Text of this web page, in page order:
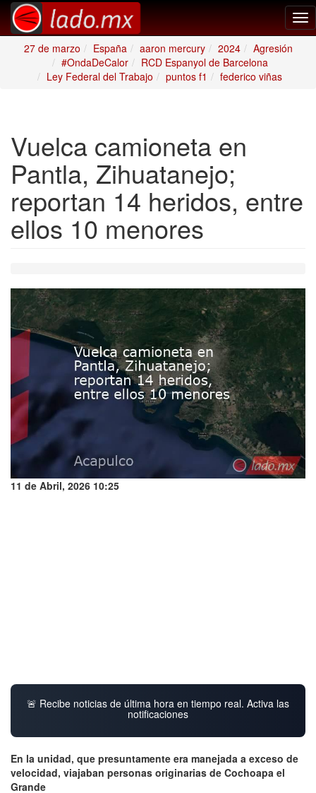
27 de marzo
España aaron mercury 2024
Agresión
#OndaDeCalor
RCD Espanyol de Barcelona
Ley Federal del Trabajo
puntos f1 federico viñas
Vuelca camioneta en
Pantla, Zihuatanejo;
reportan 14 heridos, entre
ellos 10 menores
11 de Abril, 2026 10:25
🚨 Recibe noticias de última hora en tiempo real. Activa las
notificaciones
En la unidad, que presuntamente era manejada a exceso de
velocidad, viajaban personas originarias de Cochoapa el
Grande